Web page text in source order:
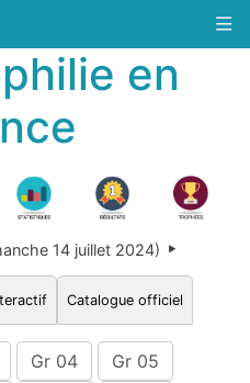
en
14 juillet 2024)
Catalogue officiel
Gr 04
Gr 05